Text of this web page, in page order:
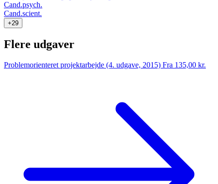
Cand.psych.
Cand.scient.
+29
Flere udgaver
Problemorienteret projektarbejde (4. udgave, 2015) Fra 135,00 kr.